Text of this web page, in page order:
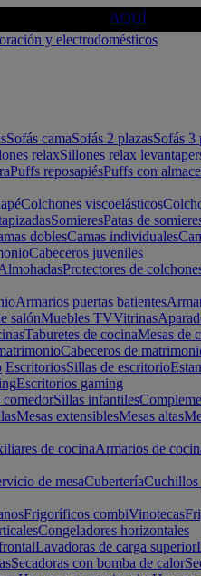
AQUÍ
Sofás camaSofás 2 plazasSofás 3
relaxSillones relax
Puffs reposapiésPuffs con
Colchones viscoelásticos
SomieresPatas de
doblesCamas individuales
Cabeceros juveniles
Protectores de
Armarios puertas batientes
salónMuebles TVVitrinas
Taburetes de cocinaMesas de
Cabeceros de
EscritoriosSillas de escritorio
Escritorios gaming
comedorSillas infantiles
Mesas extensiblesMesas altas
de cocinaArmarios de
de mesaCuberteríaCuchillos
Frigoríficos combiVinotecas
Congeladores horizontales
Lavadoras de carga superior
Secadoras con bomba de calor